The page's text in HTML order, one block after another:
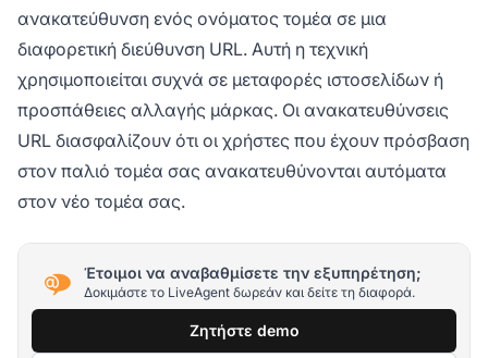
ανακατεύθυνση ενός ονόματος τομέα σε μια
διαφορετική διεύθυνση URL. Αυτή η τεχνική
χρησιμοποιείται συχνά σε μεταφορές ιστοσελίδων ή
προσπάθειες αλλαγής μάρκας. Οι ανακατευθύνσεις
URL διασφαλίζουν ότι οι χρήστες που έχουν πρόσβαση
στον παλιό τομέα σας ανακατευθύνονται αυτόματα
στον νέο τομέα σας.
Έτοιμοι να αναβαθμίσετε την εξυπηρέτηση;
Δοκιμάστε το LiveAgent δωρεάν και δείτε τη διαφορά.
Ζητήστε demo